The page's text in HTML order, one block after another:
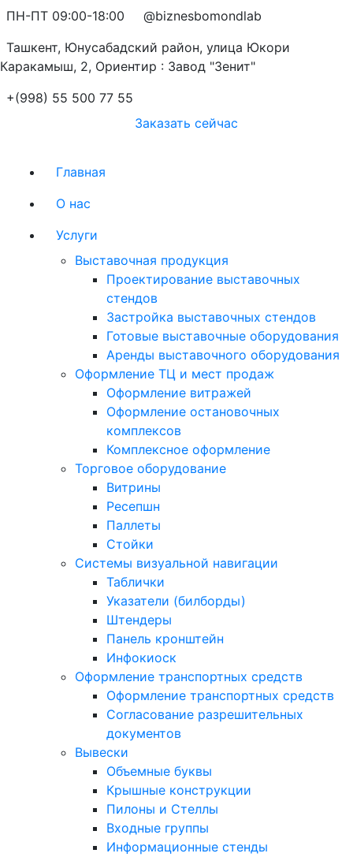
ПН-ПТ 09:00-18:00
@biznesbomondlab
Ташкент, Юнусабадский район, улица Юкори
Каракамыш, 2, Ориентир : Завод "Зенит"
+(998) 55 500 77 55
Заказать сейчас
Главная
О нас
Услуги
Выставочная продукция
Проектирование выставочных
стендов
Застройка выставочных стендов
Готовые выставочные оборудования
Аренды выставочного оборудования
Оформление ТЦ и мест продаж
Оформление витражей
Оформление остановочных
комплексов
Комплексное оформление
Торговое оборудование
Витрины
Ресепшн
Паллеты
Стойки
Системы визуальной навигации
Таблички
Указатели (билборды)
Штендеры
Панель кронштейн
Инфокиоск
Оформление транспортных средств
Оформление транспортных средств
Согласование разрешительных
документов
Вывески
Объемные буквы
Крышные конструкции
Пилоны и Стеллы
Входные группы
Информационные стенды